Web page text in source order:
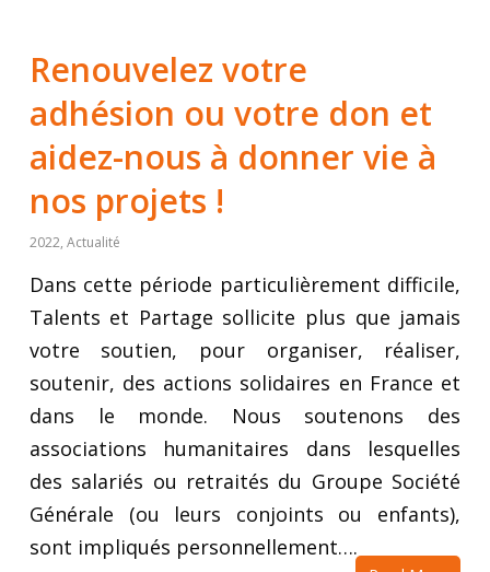
Renouvelez votre
adhésion ou votre don et
aidez-nous à donner vie à
nos projets !
2022, Actualité
Dans cette période particulièrement difficile,
Talents et Partage sollicite plus que jamais
votre soutien, pour organiser, réaliser,
soutenir, des actions solidaires en France et
dans le monde. Nous soutenons des
associations humanitaires dans lesquelles
des salariés ou retraités du Groupe Société
Générale (ou leurs conjoints ou enfants),
sont impliqués personnellement….